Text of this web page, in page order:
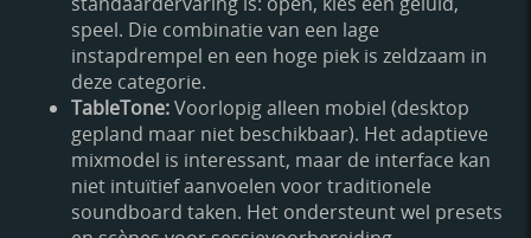
speel. Die combinatie van een lage
instapdrempel en een hoge piek is zeldzaam in
deze categorie.
TableTone:Voorlopig alleen mobiel (desktop
gepland maar niet beschikbaar). Het adaptieve
mixmodel is interessant, maar de interface kan
niet intuïtief aanvoelen voor traditionele
soundboard taken. Het ondersteunt wel presets